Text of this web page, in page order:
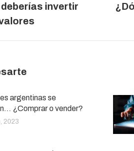
invertir
argentinas se
¿Comprar o vender?
2023